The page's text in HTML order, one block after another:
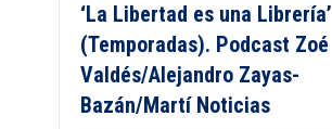
‘La Libertad es una Librería’
(Temporadas). Podcast Zoé
Valdés/Alejandro Zayas-
Bazán/Martí Noticias